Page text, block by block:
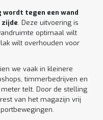
tegen een wand
zijde. Deze uitvoering is
optimaal wilt
wilt overhouden voor
we vaak in kleinere
timmerbedrijven en
telt. Door de stelling
van het magazijn vrij